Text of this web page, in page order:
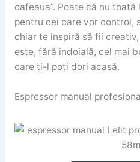
cafeaua”. Poate că nu
pentru cei care vor control,
chiar te inspiră să fii
este, fără îndoială, cel mai
care ți-l poți dori acasă.
Espressor manual